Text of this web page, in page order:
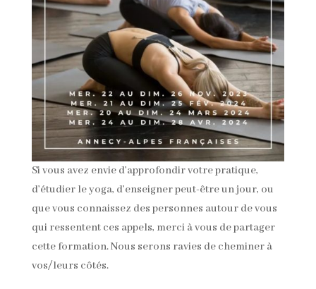
Si vous avez envie d’approfondir votre pratique,
d’étudier le yoga, d’enseigner peut-être un jour, ou
que vous connaissez des personnes autour de vous
qui ressentent ces appels, merci à vous de partager
cette formation. Nous serons ravies de cheminer à
vos/leurs côtés.